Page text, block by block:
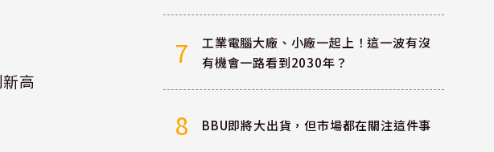
高
7
工業電腦大廠、小廠一起上！這一波有沒
有機會一路看到2030年？
8 BBU即將大出貨，但市場都在關注這件事